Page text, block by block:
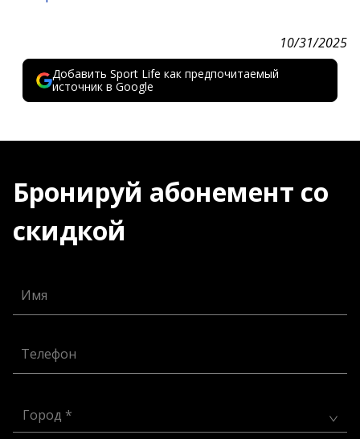
10/31/2025
Добавить Sport Life как предпочитаемый
источник в Google
Бронируй абонемент со
скидкой
Имя
Телефон
Город *